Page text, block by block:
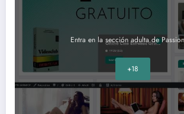
Entra en la sección adulta de
+18